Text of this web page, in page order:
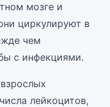
мозге и
циркулируют в
чем
с инфекциями.
лейкоцитов,